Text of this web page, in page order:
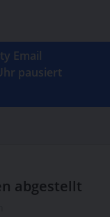
Email
pausiert
abgestellt